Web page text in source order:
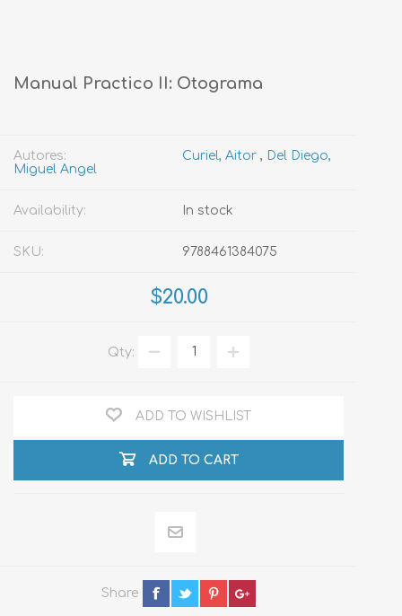
Manual Practico II: Otograma
Autores: Curiel, Aitor ,
Del Diego,
Miguel Angel
Availability: In stock
SKU: 9788461384075
$20.00
Qty:
ADD TO WISHLIST
ADD TO CART
Share